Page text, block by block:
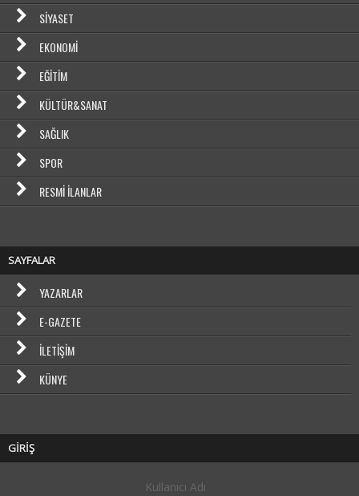
SIYASET
EKONOMI
EĞITIM
KÜLTÜR&SANAT
SAĞLIK
SPOR
RESMI İLANLAR
SAYFALAR
YAZARLAR
E-GAZETE
İLETIŞIM
KÜNYE
GİRİŞ
Kullanıcı Adı